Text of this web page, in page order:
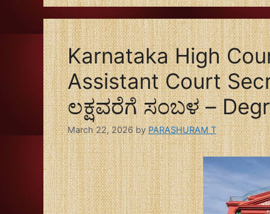
Karnataka High
Assistant Court
ಲಕ್ಷವರೆಗೆ ಸಂಬಳ –
March 22, 2026 byPARASHURAM T